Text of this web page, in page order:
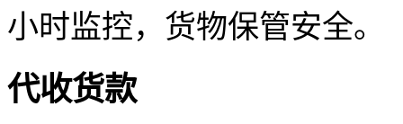
小时监控，货物保管安全。
代收货款